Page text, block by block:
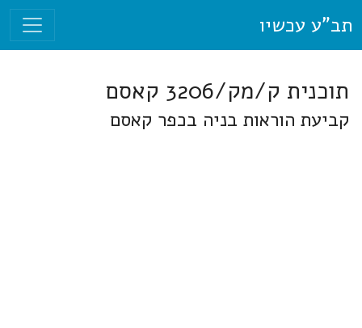
תב"ע עכשיו
תוכנית ק/מק/3206 קאסם
קביעת הוראות בניה בכפר קאסם